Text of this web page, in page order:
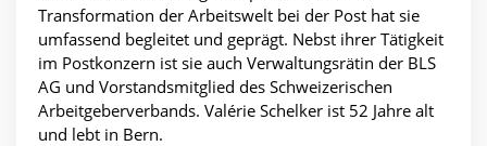
Transformation der Arbeitswelt bei der Post hat sie
umfassend begleitet und geprägt. Nebst ihrer Tätigkeit
im Postkonzern ist sie auch Verwaltungsrätin der BLS
AG und Vorstandsmitglied des Schweizerischen
Arbeitgeberverbands. Valérie Schelker ist 52 Jahre alt
und lebt in Bern.